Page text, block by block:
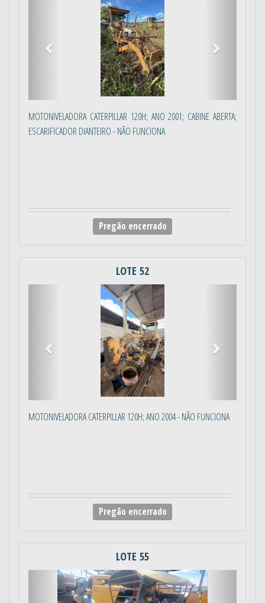
MOTONIVELADORA CATERPILLAR 120H; ANO 2001; CABINE ABERTA;
ESCARIFICADOR DIANTEIRO - NÃO FUNCIONA
Pregão encerrado
LOTE 52
MOTONIVELADORA CATERPILLAR 120H; ANO 2004 - NÃO FUNCIONA
Pregão encerrado
LOTE 55
Anterior